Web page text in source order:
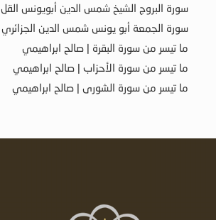
سورة البروج الشيخ شمس الدين أبويونس القل
سورة الجمعة أبو يونس شمس الدين الجزائري
ما تيسر من سورة البقرة | صالح ابراهيمي
ما تيسر من سورة الأحزاب | صالح ابراهيمي
ما تيسر من سورة الشورى | صالح ابراهيمي